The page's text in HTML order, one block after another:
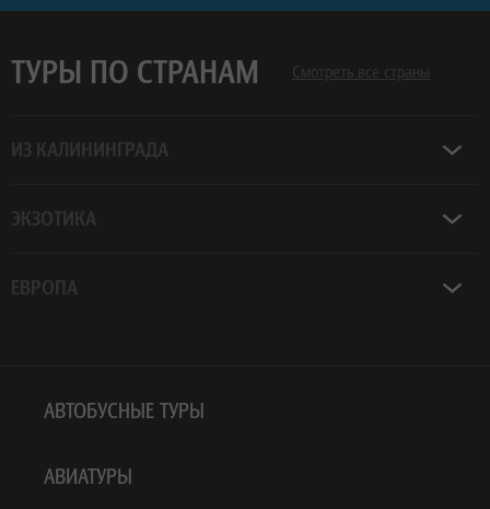
ТУРЫ ПО СТРАНАМ Смотреть все страны
ИЗ КАЛИНИНГРАДА
ЭКЗОТИКА
ЕВРОПА
АВТОБУСНЫЕ ТУРЫ
АВИАТУРЫ